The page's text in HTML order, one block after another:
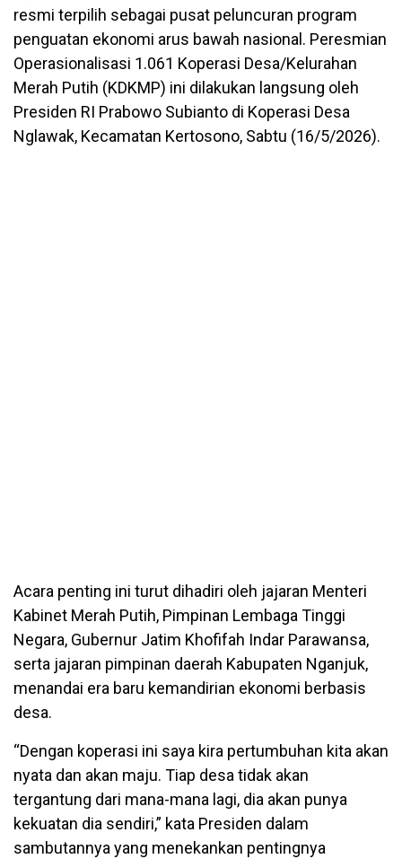
resmi terpilih sebagai pusat peluncuran program
penguatan ekonomi arus bawah nasional. Peresmian
Operasionalisasi 1.061 Koperasi Desa/Kelurahan
Merah Putih (KDKMP) ini dilakukan langsung oleh
Presiden RI Prabowo Subianto di Koperasi Desa
Nglawak, Kecamatan Kertosono, Sabtu (16/5/2026).
Acara penting ini turut dihadiri oleh jajaran Menteri
Kabinet Merah Putih, Pimpinan Lembaga Tinggi
Negara, Gubernur Jatim Khofifah Indar Parawansa,
serta jajaran pimpinan daerah Kabupaten Nganjuk,
menandai era baru kemandirian ekonomi berbasis
desa.
“Dengan koperasi ini saya kira pertumbuhan kita akan
nyata dan akan maju. Tiap desa tidak akan
tergantung dari mana-mana lagi, dia akan punya
kekuatan dia sendiri,” kata Presiden dalam
sambutannya yang menekankan pentingnya